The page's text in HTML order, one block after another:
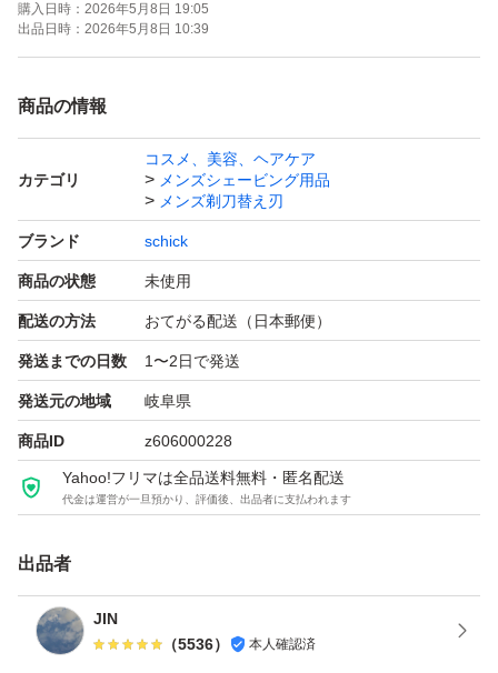
●肌の質と剃り方は、ひとりひとり違う。
●剃り方にあわせて肌にかかる力を自動調整する衝撃吸収
テクノロジー。
力を加えてくれる独自機能。肌に密着しながら適度な刃圧
を維持し剃り心地の快さを最大化。密着剃りで、よりよい
剃り味を実現。
簡易包装の上発送いたします。
画像の台紙は商品に含みません。
ホルダーは別売りです。
ご理解ご了承の上ご購入お願いいたします。
〈原産国〉替刃： アメリカ製
シェービング剤：中国製
#替刃
#Schick HYDRO5
購入日時： 2026年5月8日 19:05
出品日時： 2026年5月8日 10:39
商品の情報
カテゴリ
コスメ、美容、ヘアケア
メンズシェービング用品
メンズ剃刀替え刃
ブランド schick
商品の状態 未使用
配送の方法 おてがる配送（日本郵便）
発送までの日数 1〜2日で発送
発送元の地域 岐阜県
商品ID z606000228
Yahoo!フリマは全品送料無料・匿名配送
代金は運営が一旦預かり、評価後、出品者に支払われます
出品者
JIN
（5536） 本人確認済